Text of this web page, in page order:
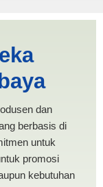
dan
berbasis di
untuk
promosi
kebutuhan